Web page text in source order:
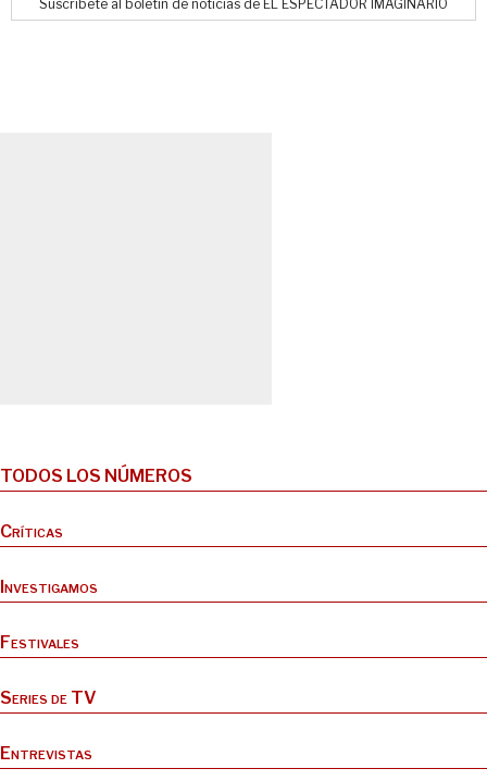
Suscríbete al boletín de noticias de EL ESPECTADOR IMAGINARIO
TODOS LOS NÚMEROS
Críticas
Investigamos
Festivales
Series de TV
Entrevistas